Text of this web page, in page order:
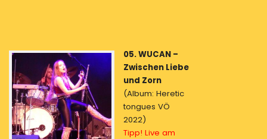
05. WUCAN –
Zwischen Liebe
und Zorn
(Album: Heretic
tongues VÖ
2022)
Tipp! Live am